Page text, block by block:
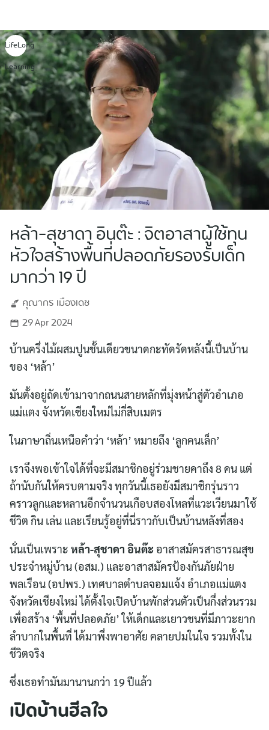
content
LifeLong
Learning
หล้า-สุชาดา อินต๊ะ : จิตอาสาผู้ใช้ทุน
หัวใจสร้างพื้นที่ปลอดภัยรองรับเด็ก
มากว่า 19 ปี
คุณากรเมืองเดช
29 Apr 2024
บ้านครึ่งไม้ผสมปูนชั้นเดียวขนาดกะทัดรัดหลังนี้เป็นบ้าน
ของ ‘หล้า’
มันตั้งอยู่ถัดเข้ามาจากถนนสายหลักที่มุ่งหน้าสู่ตัวอำเภอ
แม่แตง จังหวัดเชียงใหม่ไม่กี่สิบเมตร
ในภาษาถิ่นเหนือคำว่า ‘หล้า’ หมายถึง ‘ลูกคนเล็ก’
เราจึงพอเข้าใจได้ที่จะมีสมาชิกอยู่ร่วมชายคาถึง 8 คน แต่
ถ้านับกันให้ครบตามจริง ทุกวันนี้เธอยังมีสมาชิกรุ่นราว
คราวลูกและหลานอีกจำนวนเกือบสองโหลที่แวะเวียนมาใช้
ชีวิต กิน เล่น และเรียนรู้อยู่ที่นี่ราวกับเป็นบ้านหลังที่สอง
นั่นเป็นเพราะ หล้า-สุชาดา อินต๊ะ อาสาสมัครสาธารณสุข
ประจำหมู่บ้าน (อสม.) และอาสาสมัครป้องกันภัยฝ่าย
พลเรือน (อปพร.) เทศบาลตำบลจอมแจ้ง อำเภอแม่แตง
จังหวัดเชียงใหม่ ได้ตั้งใจเปิดบ้านพักส่วนตัวเป็นกึ่งส่วนรวม
เพื่อสร้าง ‘พื้นที่ปลอดภัย’ ให้เด็กและเยาวชนที่มีภาวะยาก
ลำบากในพื้นที่ ได้มาพึ่งพาอาศัย คลายปมในใจ รวมทั้งใน
ชีวิตจริง
ซึ่งเธอทำมันมานานกว่า 19 ปีแล้ว
เปิดบ้านฮีลใจ